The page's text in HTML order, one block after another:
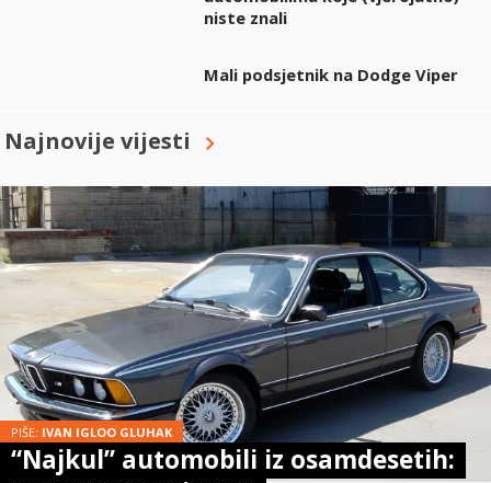
niste znali
Mali podsjetnik na Dodge Viper
Najnovije vijesti
PIŠE: IVAN IGLOO GLUHAK
“Najkul” automobili iz osamdesetih: